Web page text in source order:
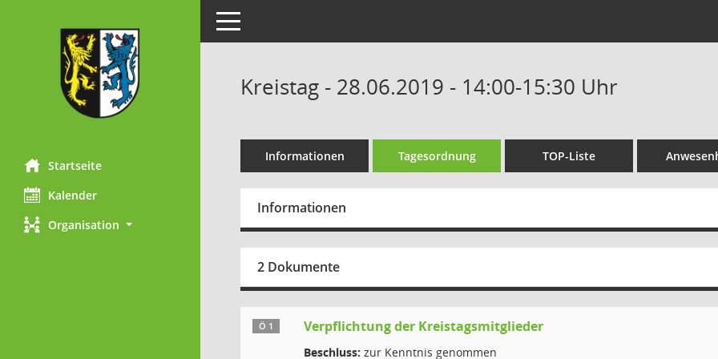
Startseite
Kalender
Organisation
Toggle navigation
Kreistag - 28.06.2019 - 14:00-15:30 Uhr
Informationen Tagesordnung TOP-Liste
Informationen
2 Dokumente
Ö 1 Verpflichtung der Kreistagsmitglieder
Beschluss: zur Kenntnis genommen